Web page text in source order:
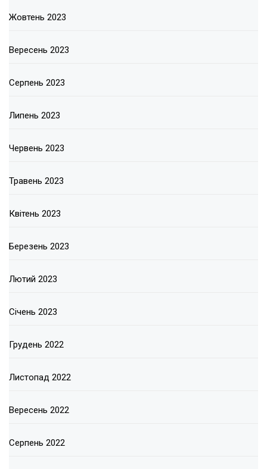
Жовтень 2023
Вересень 2023
Серпень 2023
Липень 2023
Червень 2023
Травень 2023
Квітень 2023
Березень 2023
Лютий 2023
Січень 2023
Грудень 2022
Листопад 2022
Вересень 2022
Серпень 2022